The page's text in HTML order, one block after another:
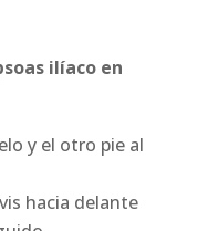
ilíaco en
y el otro pie al
hacia delante